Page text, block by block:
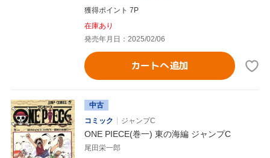
獲得ポイント 7P
在庫あり
発売年月日：2025/02/06
カートへ追加
中古
コミック
ジャンプC
ONE PIECE(巻一) 東の海編 ジャンプC
尾田栄一郎